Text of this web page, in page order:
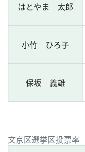
はとやま 太郎
小竹 ひろ子
保坂 義雄
文京区選挙区投票率